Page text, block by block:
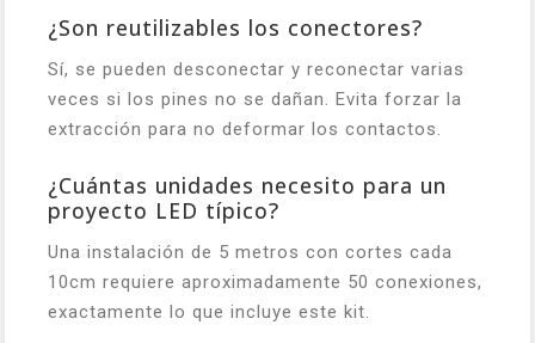
¿Son reutilizables los conectores?
Sí, se pueden desconectar y reconectar varias
veces si los pines no se dañan. Evita forzar la
extracción para no deformar los contactos.
¿Cuántas unidades necesito para un
proyecto LED típico?
Una instalación de 5 metros con cortes cada
10cm requiere aproximadamente 50 conexiones,
exactamente lo que incluye este kit.